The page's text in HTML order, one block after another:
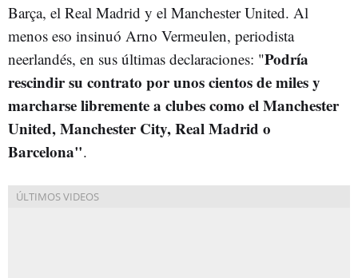
Barça, el Real Madrid y el Manchester United. Al
menos eso insinuó Arno Vermeulen, periodista
neerlandés, en sus últimas declaraciones: "Podría
rescindir su contrato por unos cientos de miles y
marcharse libremente a clubes como el Manchester
United, Manchester City, Real Madrid o
Barcelona".